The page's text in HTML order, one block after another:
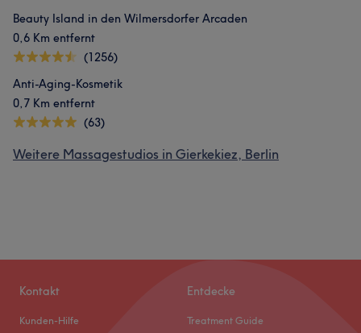
Beauty Island in den Wilmersdorfer Arcaden
0,6 Km entfernt
(1256)
Anti-Aging-Kosmetik
0,7 Km entfernt
(63)
Weitere Massagestudios in Gierkekiez, Berlin
Kontakt
Kunden-Hilfe
Entdecke
Treatment Guide